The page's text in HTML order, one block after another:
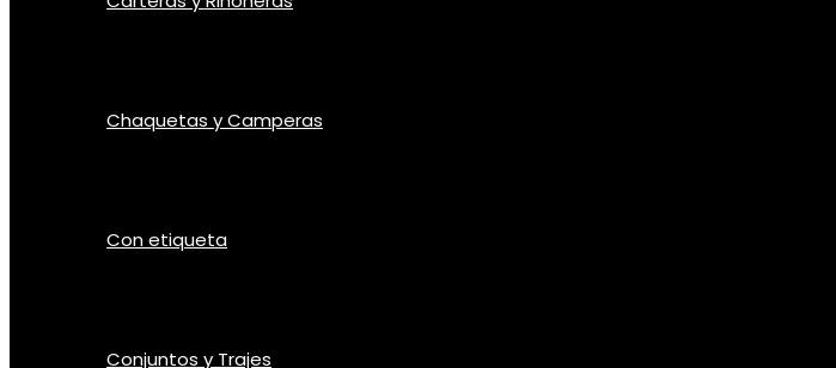
Chaquetas y Camperas
Con etiqueta
Conjuntos y Trajes